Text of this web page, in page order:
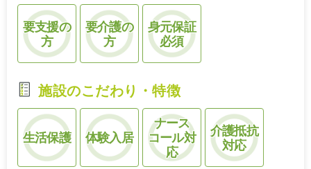
要支援の
方
要介護の
方
身元保証
必須
施設のこだわり・特徴
生活保護 体験入居
ナース
コール対
応
介護抵抗
対応